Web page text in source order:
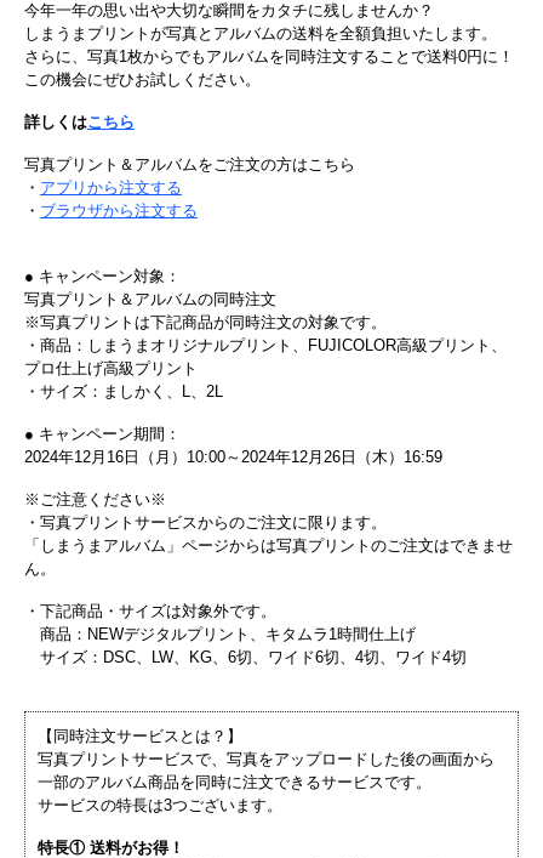
今年一年の思い出や大切な瞬間をカタチに残しませんか？
しまうまプリントが写真とアルバムの送料を全額負担いたします。
さらに、写真1枚からでもアルバムを同時注文することで送料0円に！
この機会にぜひお試しください。
詳しくはこちら
写真プリント＆アルバムをご注文の方はこちら
・ アプリから注文する
・ ブラウザから注文する
● キャンペーン対象：
写真プリント＆アルバムの同時注文
※写真プリントは下記商品が同時注文の対象です。
・商品：しまうまオリジナルプリント、FUJICOLOR高級プリント、
プロ仕上げ高級プリント
・サイズ：ましかく、L、2L
● キャンペーン期間：
2024年12月16日（月）10:00～2024年12月26日（木）16:59
※ご注意ください※
・写真プリントサービスからのご注文に限ります。
「しまうまアルバム」ページからは写真プリントのご注文はできませ
ん。
・下記商品・サイズは対象外です。
商品：NEWデジタルプリント、キタムラ1時間仕上げ
サイズ：DSC、LW、KG、6切、ワイド6切、4切、ワイド4切
【同時注文サービスとは？】
写真プリントサービスで、写真をアップロードした後の画面から
一部のアルバム商品を同時に注文できるサービスです。
サービスの特長は3つございます。
特長① 送料がお得！